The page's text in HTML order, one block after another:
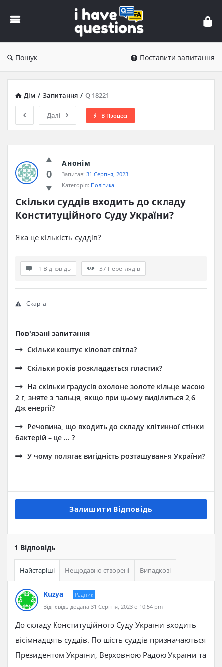
iHaveQuestions
Пошук Поставити запитання
Дім / Запитання / Q 18221
Далі В Процесі
0
Анонім
Запитав: 31 Серпня, 2023
Категорія: Політика
Скільки суддів входить до складу
Конституційного Суду України?
Яка це кількість суддів?
1 Відповідь 37 Переглядів
Скарга
Пов'язані запитання
Скільки коштує кіловат світла?
Cкільки років розкладається пластик?
На скільки градусів охолоне золоте кільце масою
2 г, зняте з пальця, якщо при цьому виділиться 2,6
Дж енергії?
Речовина, що входить до складу клітинної стінки
бактерій – це ... ?
У чому полягає вигідність розташування України?
Залишити Відповідь
1 Відповідь
Найстаріші Нещодавно створені Випадкові
Kuzya
Радник
Відповідь додана 31 Серпня, 2023 о 10:54 pm
До складу Конституційного Суду України входить
вісімнадцять суддів. По шість суддів призначаються
Президентом України, Верховною Радою України та